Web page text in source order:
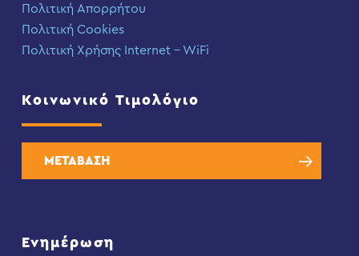
Πολιτική Απορρήτου
Πολιτική Cookies
Πολιτική Χρήσης Internet – WiFi
Κοινωνικό Τιμολόγιο
ΜΕΤΑΒΑΣΗ
Ενημέρωση